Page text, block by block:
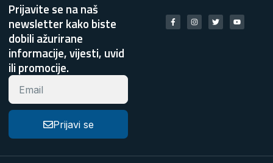
Prijavite se na naš
newsletter kako biste
dobili ažurirane
informacije, vijesti, uvid
ili promocije.
Prijavi se